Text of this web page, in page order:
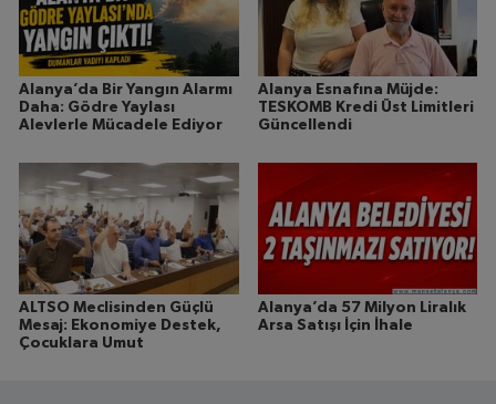
Alanya’da Bir Yangın Alarmı
Daha: Gödre Yaylası
Alevlerle Mücadele Ediyor
Alanya Esnafına Müjde:
TESKOMB Kredi Üst Limitleri
Güncellendi
ALTSO Meclisinden Güçlü
Mesaj: Ekonomiye Destek,
Çocuklara Umut
Alanya’da 57 Milyon Liralık
Arsa Satışı İçin İhale